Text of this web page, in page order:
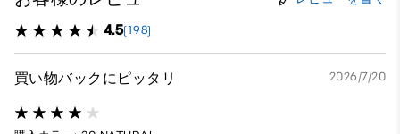
4.5(198)
買い物バックにピッタリ 2026/7/20